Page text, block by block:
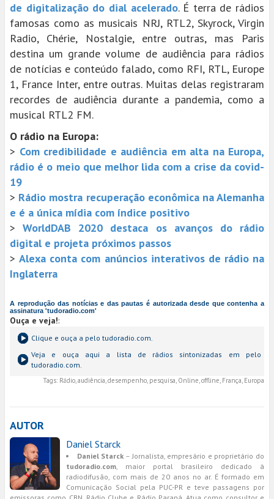
de digitalização do dial acelerado. É terra de rádios
famosas como as musicais NRJ, RTL2, Skyrock, Virgin
Radio, Chérie, Nostalgie, entre outras, mas Paris
destina um grande volume de audiência para rádios
de notícias e conteúdo falado, como RFI, RTL, Europe
1, France Inter, entre outras. Muitas delas registraram
recordes de audiência durante a pandemia, como a
musical RTL2 FM.
O rádio na Europa:
> Com credibilidade e audiência em alta na Europa,
rádio é o meio que melhor lida com a crise da covid-
19
> Rádio mostra recuperação econômica na Alemanha
e é a única mídia com índice positivo
>WorldDAB 2020 destaca os avanços do rádio
digital e projeta próximos passos
>Alexa conta com anúncios interativos de rádio na
Inglaterra
A reprodução das notícias e das pautas é autorizada desde que contenha a
assinatura 'tudoradio.com'
Ouça e veja!:
Clique e ouça a pelo tudoradio.com.
Veja e ouça aqui a lista de rádios sintonizadas em pelo
tudoradio.com.
Tags: Rádio, audiência, desempenho, pesquisa, Online, offline, França, Europa
AUTOR
Daniel Starck
Daniel Starck – Jornalista, empresário e proprietário do
tudoradio.com, maior portal brasileiro dedicado à
radiodifusão, com mais de 20 anos no ar. É formado em
Comunicação Social pela PUC-PR e teve passagens por